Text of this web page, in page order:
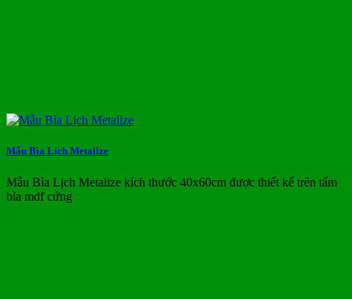
Mẫu Bìa Lịch Metalize
Mẫu Bìa Lịch Metalize kích thước 40x60cm được thiết kế trên tấm
bìa mdf cứng